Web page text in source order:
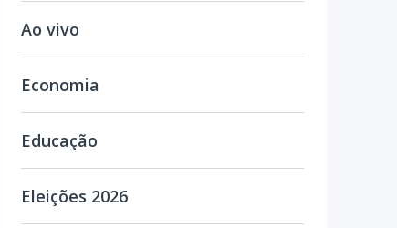
Ao vivo
Economia
Educação
Eleições 2026